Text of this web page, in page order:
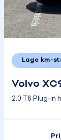
Lage km-
Volvo
2.0 T8 Plug-in